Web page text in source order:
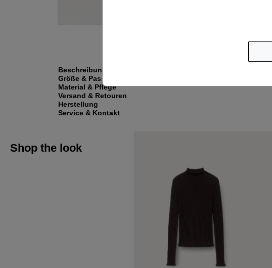
Beschreibung
Größe & Passform
Material & Pflege
Versand & Retouren
Herstellung
Service & Kontakt
Shop the look